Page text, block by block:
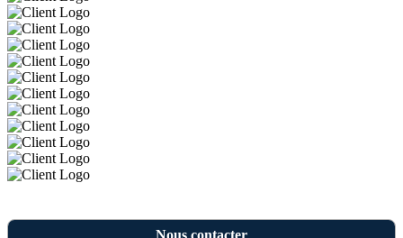
Nous contacter